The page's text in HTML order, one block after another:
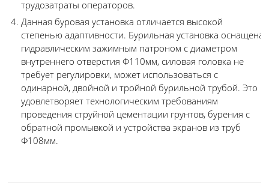
трудозатраты операторов.
Данная буровая установка отличается высокой
степенью адаптивности. Бурильная установка оснащена
гидравлическим зажимным патроном с диаметром
внутреннего отверстия Φ110мм, силовая головка не
требует регулировки, может использоваться с
одинарной, двойной и тройной бурильной трубой. Это
удовлетворяет технологическим требованиям
проведения струйной цементации грунтов, бурения с
обратной промывкой и устройства экранов из труб
Φ108мм.